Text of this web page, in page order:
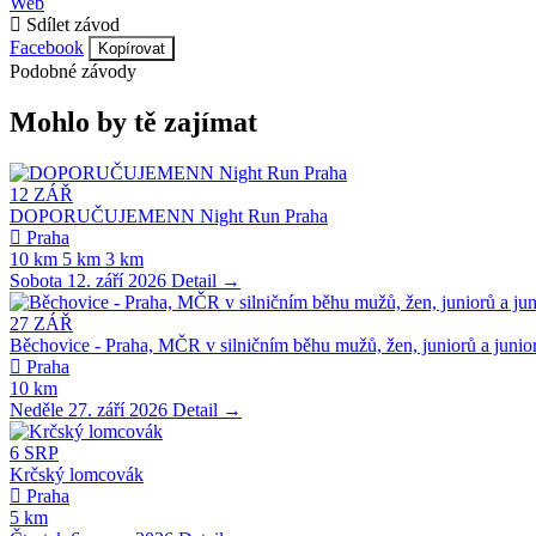
Sdílet závod
Facebook
Kopírovat
Podobné závody
Mohlo by tě zajímat
12 ZÁŘ
DOPORUČUJEMENN Night Run Praha
Praha
10 km 5 km 3 km
Sobota 12. září 2026 Detail →
27 ZÁŘ
Běchovice - Praha, MČR v silničním běhu mužů, žen, juniorů a
Praha
10 km
Neděle 27. září 2026 Detail →
6 SRP
Krčský lomcovák
Praha
5 km